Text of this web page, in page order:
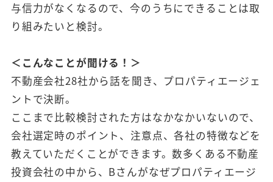
与信力がなくなるので、今のうちにできることは取
り組みたいと検討。
＜こんなことが聞ける！＞
不動産会社28社から話を聞き、プロパティエージェ
ントで決断。
ここまで比較検討された方はなかなかいないので、
会社選定時のポイント、注意点、各社の特徴などを
教えていただくことができます。数多くある不動産
投資会社の中から、Bさんがなぜプロパティエージ